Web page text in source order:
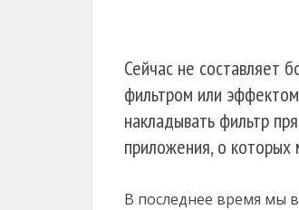
Сейчас не составляет
фильтром или
накладывать фильтр
приложения, о которых
В последнее время мы